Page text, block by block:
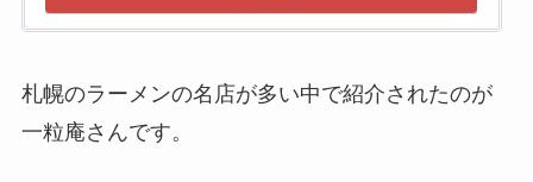
札幌のラーメンの名店が多い中で紹介されたのが
一粒庵さんです。